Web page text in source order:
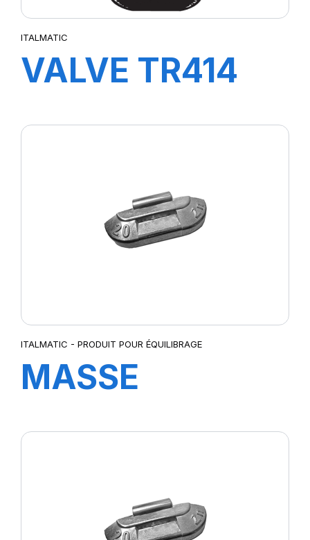
ITALMATIC
VALVE TR414
ITALMATIC - PRODUIT POUR ÉQUILIBRAGE
MASSE